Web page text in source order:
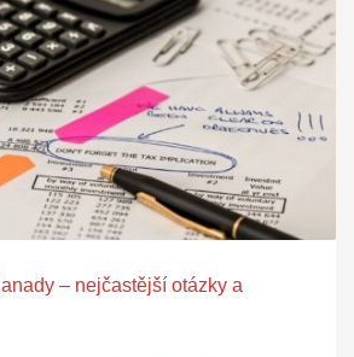
– nejčastější otázky a